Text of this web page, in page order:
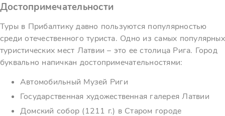
Достопримечательности
Туры в Прибалтику давно пользуются популярностью
среди отечественного туриста. Одно из самых популярных
туристических мест Латвии – это ее столица Рига. Город
буквально напичкан достопримечательностями:
Автомобильный Музей Риги
Государственная художественная галерея Латвии
Домский собор (1211 г.) в Старом городе